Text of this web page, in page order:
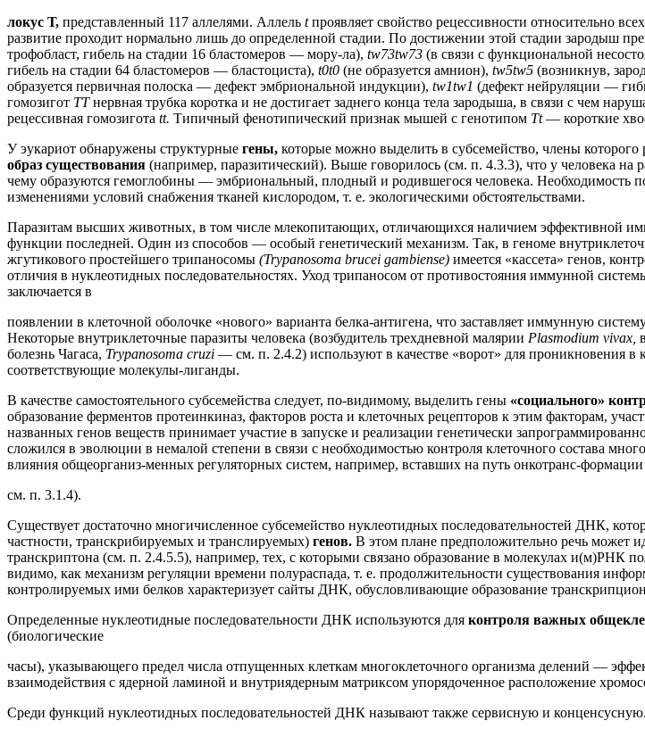
локус Т, представленный 117 аллелями. Аллель tпроявляет свойство рецессивности относительно
развитие проходит нормально лишь до определенной стадии. По достижении этой стадии зародыш
трофобласт, гибель на стадии 16 бластомеров — мору-ла), tw73tw73 (в связи с функциональной
гибель на стадии 64 бластомеров — бластоциста), t0t0 (не образуется амнион), tw5tw5 (возникнув,
образуется первичная полоска — дефект эмбриональной индукции), tw1tw1 (дефект нейруляции —
гомозигот TTнервная трубка коротка и не достигает заднего конца тела зародыша, в связи с чем
рецессивная гомозигота tt. Типичный фенотипический признак мышей с генотипом Tt— короткие
У эукариот обнаружены структурные гены, которые можно выделить в субсемейство, члены
образ существования (например, паразитический). Выше говорилось (см. п. 4.3.3), что у человека на
чему образуются гемоглобины — эмбриональный, плодный и родившегося человека. Необходимость
изменениями условий снабжения тканей кислородом, т. е. экологическими обстоятельствами.
Паразитам высших животных, в том числе млекопитающих, отличающихся наличием эффективной
функции последней. Один из способов — особый генетический механизм. Так, в геноме
жгутикового простейшего трипаносомы (Trypanosoma brucei gambiense) имеется «кассета» генов,
отличия в нуклеотидных последовательностях. Уход трипаносом от противостояния иммунной
заключается в
появлении в клеточной оболочке «нового» варианта белка-антигена, что заставляет иммунную
Некоторые внутриклеточные паразиты человека (возбудитель трехдневной малярии Plasmodium vivax,
болезнь Чагаса, Trypanosoma cruzi — см. п. 2.4.2) используют в качестве «ворот» для проникновения в
соответствующие молекулы-лиганды.
В качестве самостоятельного субсемейства следует, по-видимому, выделить гены «социального»
образование ферментов протеинкиназ, факторов роста и клеточных рецепторов к этим факторам,
названных генов веществ принимает участие в запуске и реализации генетически
сложился в эволюции в немалой степени в связи с необходимостью контроля клеточного состава
влияния общеорганиз-менных регуляторных систем, например, вставших на путь онкотранс-
см. п. 3.1.4).
Существует достаточно многичисленное субсемейство нуклеотидных последовательностей ДНК,
частности, транскрибируемых и транслируемых) генов. В этом плане предположительно речь может
транскриптона (см. п. 2.4.5.5), например, тех, с которыми связано образование в молекулах и(м)РНК
видимо, как механизм регуляции времени полураспада, т. е. продолжительности существования
контролируемых ими белков характеризует сайты ДНК, обусловливающие образование
Определенные нуклеотидные последовательности ДНК используются для контроля важных
(биологические
часы), указывающего предел числа отпущенных клеткам многоклеточного организма делений —
взаимодействия с ядерной ламиной и внутриядерным матриксом упорядоченное расположение
Среди функций нуклеотидных последовательностей ДНК называют также сервисную и конценсусную.